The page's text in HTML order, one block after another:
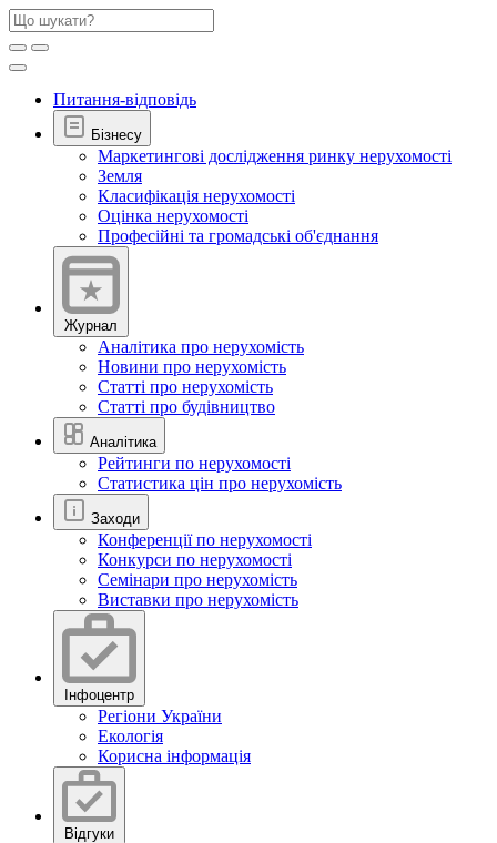
Питання-відповідь
Бізнесу
Маркетингові дослідження ринку нерухомості
Земля
Класифікація нерухомості
Оцінка нерухомості
Професійні та громадські об'єднання
Журнал
Аналітика про нерухомість
Новини про нерухомість
Статті про нерухомість
Статті про будівництво
Аналітика
Рейтинги по нерухомості
Статистика цін про нерухомість
Заходи
Конференції по нерухомості
Конкурси по нерухомості
Семінари про нерухомість
Виставки про нерухомість
Інфоцентр
Регіони України
Екологія
Корисна інформація
Відгуки